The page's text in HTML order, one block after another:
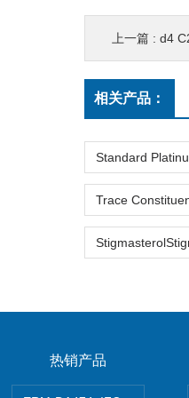
上一篇 : d4 C29 ααα
相关产品：
热销产品